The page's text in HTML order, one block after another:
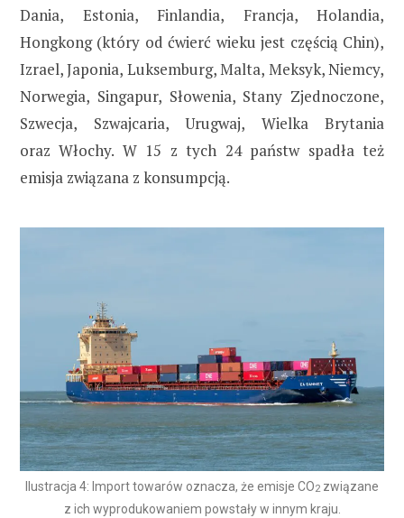
Dania, Estonia, Finlandia, Francja, Holandia,
Hongkong (który od ćwierć wieku jest częścią Chin),
Izrael, Japonia, Luksemburg, Malta, Meksyk, Niemcy,
Norwegia, Singapur, Słowenia, Stany Zjednoczone,
Szwecja, Szwajcaria, Urugwaj, Wielka Brytania
oraz Włochy. W 15 z tych 24 państw spadła też
emisja związana z konsumpcją.
Ilustracja 4: Import towarów oznacza, że emisje CO2 związane
z ich wyprodukowaniem powstały w innym kraju.